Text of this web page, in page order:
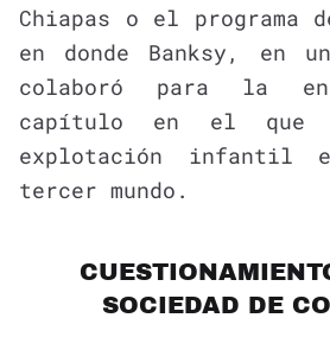
Chiapas o el programa
en donde Banksy, en
colaboró para la
capítulo en el que
explotación infantil
tercer mundo.
SOCIEDAD DE